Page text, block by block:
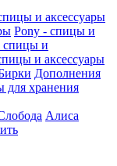
и аксессуары
Pony - спицы и
спицы и
и аксессуары
Дополнения
для хранения
Алиса